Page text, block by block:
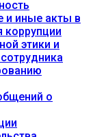
и иные акты в
коррупции
этики и
о